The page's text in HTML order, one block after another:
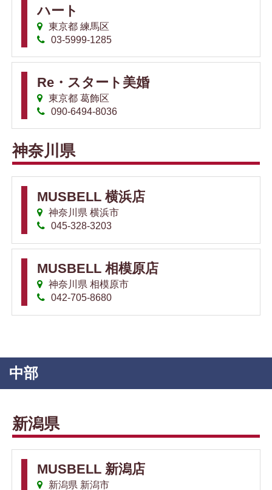
ハート
東京都 練馬区
03-5999-1285
Re・スタート美婚
東京都 葛飾区
090-6494-8036
神奈川県
MUSBELL 横浜店
神奈川県 横浜市
045-328-3203
MUSBELL 相模原店
神奈川県 相模原市
042-705-8680
中部
新潟県
MUSBELL 新潟店
新潟県 新潟市